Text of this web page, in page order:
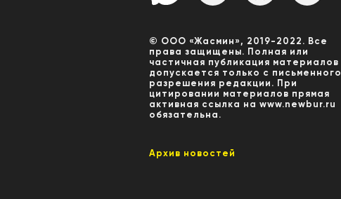
© ООО «Жасмин», 2019-2022. Все
права защищены. Полная или
частичная публикация материалов
допускается только с письменного
разрешения редакции. При
цитировании материалов прямая
активная ссылка на www.newbur.ru
обязательна.
Архив новостей